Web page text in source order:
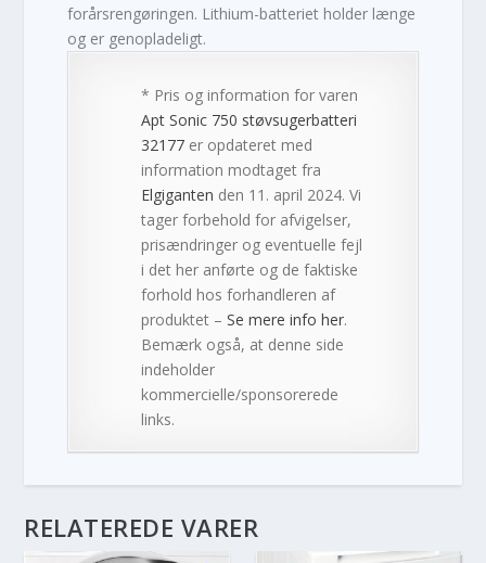
forårsrengøringen. Lithium-batteriet holder længe
og er genopladeligt.
* Pris og information for varen
Apt Sonic 750 støvsugerbatteri
32177 er opdateret med
information modtaget fra
Elgiganten den 11. april 2024. Vi
tager forbehold for afvigelser,
prisændringer og eventuelle fejl
i det her anførte og de faktiske
forhold hos forhandleren af
produktet –Se mere info her.
Bemærk også, at denne side
indeholder
kommercielle/sponsorerede
links.
RELATEREDE VARER